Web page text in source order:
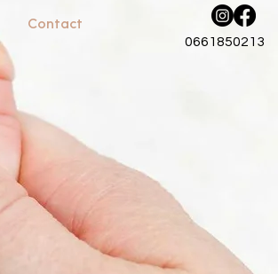
0661850213
Contact